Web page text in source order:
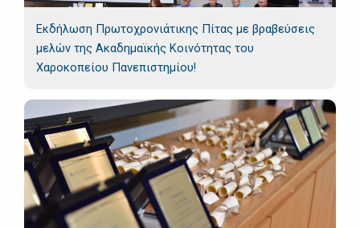
Εκδήλωση Πρωτοχρονιάτικης Πίτας με βραβεύσεις
μελών της Ακαδημαϊκής Κοινότητας του
Χαροκοπείου Πανεπιστημίου!